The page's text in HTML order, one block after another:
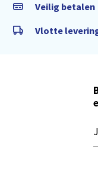
Veilig betalen
Vlotte